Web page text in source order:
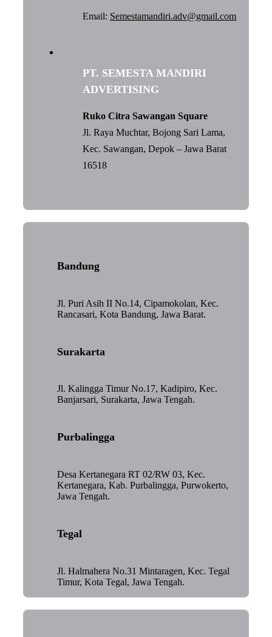
Email: Semestamandiri.adv@gmail.com
PT. SEMESTA MANDIRI
ADVERTISING
Ruko Citra Sawangan Square
Jl. Raya Muchtar, Bojong Sari Lama,
Kec. Sawangan, Depok – Jawa Barat
16518
Bandung
Jl. Puri Asih II No.14, Cipamokolan, Kec.
Rancasari, Kota Bandung, Jawa Barat.
Surakarta
Jl. Kalingga Timur No.17, Kadipiro, Kec.
Banjarsari, Surakarta, Jawa Tengah.
Purbalingga
Desa Kertanegara RT 02/RW 03, Kec.
Kertanegara, Kab. Purbalingga, Purwokerto,
Jawa Tengah.
Tegal
Jl. Halmahera No.31 Mintaragen, Kec. Tegal
Timur, Kota Tegal, Jawa Tengah.